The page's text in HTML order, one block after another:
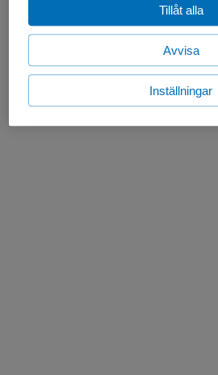
Avvisa
Tillåt alla
Inställningar